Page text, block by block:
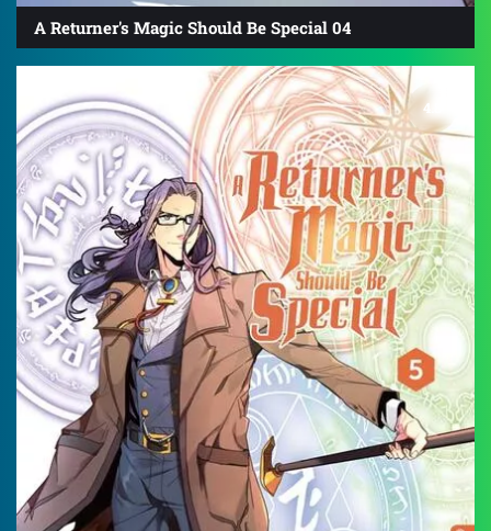
A Returner's Magic Should Be Special 04
4.8